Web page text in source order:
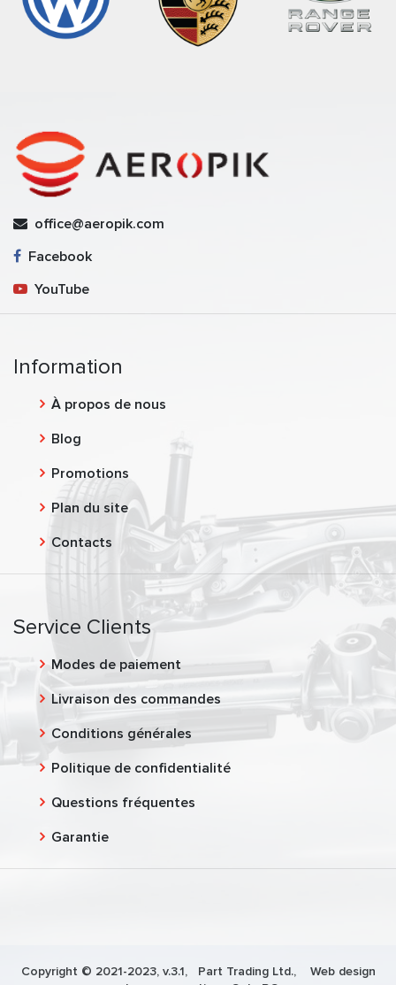
office@aeropik.com
Facebook
YouTube
Information
À propos de nous
Blog
Promotions
Plan du site
Contacts
Service Clients
Modes de paiement
Livraison des commandes
Conditions générales
Politique de confidentialité
Questions fréquentes
Garantie
Copyright © 2021-2023, v.3.1, Part Trading Ltd., Web design